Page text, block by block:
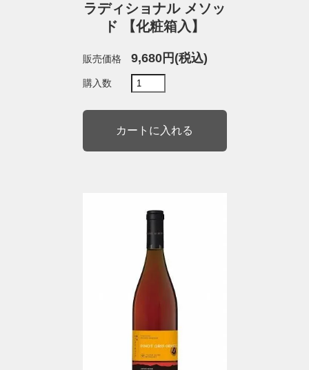
ラディショナル メソッ
ド 【化粧箱入】
販売価格 9,680円(税込)
購入数